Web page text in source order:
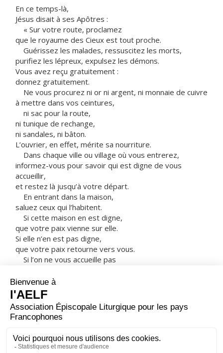
En ce temps-là,
Jésus disait à ses Apôtres :
« Sur votre route, proclamez
que le royaume des Cieux est tout proche.
Guérissez les malades, ressuscitez les morts,
purifiez les lépreux, expulsez les démons.
Vous avez reçu gratuitement :
donnez gratuitement.
Ne vous procurez ni or ni argent, ni monnaie de cuivre
à mettre dans vos ceintures,
ni sac pour la route,
ni tunique de rechange,
ni sandales, ni bâton.
L’ouvrier, en effet, mérite sa nourriture.
Dans chaque ville ou village où vous entrerez,
informez-vous pour savoir qui est digne de vous
accueillir,
et restez là jusqu’à votre départ.
En entrant dans la maison,
saluez ceux qui l’habitent.
Si cette maison en est digne,
que votre paix vienne sur elle.
Si elle n’en est pas digne,
que votre paix retourne vers vous.
Si l’on ne vous accueille pas
sortez de cette maison ou de cette ville,
et secouez la poussière de vos pieds.
Amen, je vous le dis :
au jour du Jugement,
le pays de Sodome et de Gomorrhe
sera traité moins sévèrement que cette ville. »
– Acclamons la Parole de Dieu.